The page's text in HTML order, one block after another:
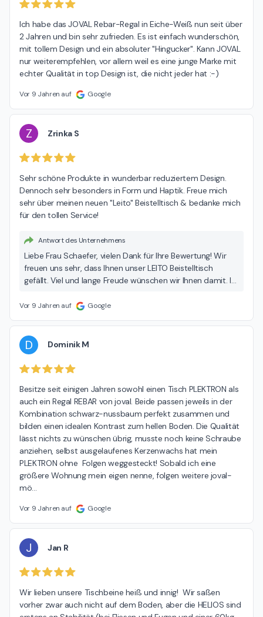
Ich habe das JOVAL Rebar-Regal in Eiche-Weiß nun seit über
2 Jahren und bin sehr zufrieden. Es ist einfach wunderschön,
mit tollem Design und ein absoluter "Hingucker". Kann JOVAL
nur weiterempfehlen, vor allem weil es eine junge Marke mit
echter Qualität in top Design ist, die nicht jeder hat :-)
Vor 9 Jahren auf Google
Z Zrinka S
Sehr schöne Produkte in wunderbar reduziertem Design.
Dennoch sehr besonders in Form und Haptik. Freue mich
sehr über meinen neuen "Leito" Beistelltisch & bedanke mich
für den tollen Service!
Antwort des Unternehmens
Liebe Frau Schaefer, vielen Dank für Ihre Bewertung! Wir
freuen uns sehr, dass Ihnen unser LEITO Beistelltisch
gefällt. Viel und lange Freude wünschen wir Ihnen damit. Ihr
Vor 9 Jahren auf Google
D Dominik M
Besitze seit einigen Jahren sowohl einen Tisch PLEKTRON als
auch ein Regal REBAR von joval. Beide passen jeweils in der
Kombination schwarz-nussbaum perfekt zusammen und
bilden einen idealen Kontrast zum hellen Boden. Die Qualität
lässt nichts zu wünschen übrig, musste noch keine Schraube
anziehen, selbst ausgelaufenes Kerzenwachs hat mein
PLEKTRON ohne  Folgen weggesteckt! Sobald ich eine
größere Wohnung mein eigen nenne, folgen weitere joval-
mö…
Vor 9 Jahren auf Google
J Jan R
Wir lieben unsere Tischbeine heiß und innig!  Wir saßen
vorher zwar auch nicht auf dem Boden, aber die HELIOS sind